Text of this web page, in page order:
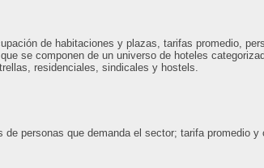
de habitaciones y plazas, tarifas promedio,
se componen de un universo de hoteles
residenciales, sindicales y hostels.
personas que demanda el sector; tarifa promedio